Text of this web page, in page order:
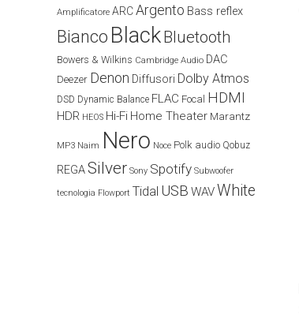
Amplificatore ARCArgento Bass reflex
Bianco BlackBluetooth
Bowers & Wilkins Cambridge Audio DAC
Deezer Denon Diffusori Dolby Atmos
DSD Dynamic Balance FLAC Focal HDMI
HDR HEOS Hi-Fi Home Theater Marantz
MP3 Naim Nero Noce Polk audio Qobuz
REGASilver Sony Spotify Subwoofer
tecnologia Flowport Tidal USB WAVWhite